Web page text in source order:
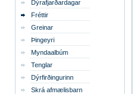
Dýrafjarðardagar
Fréttir
Greinar
Þingeyri
Myndaalbúm
Tenglar
Dýrfirðingurinn
Skrá afmælisbarn